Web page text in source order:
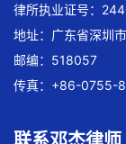
律所执业证号：
地址：广东省深圳
邮编：518057
传真：+86-0755-